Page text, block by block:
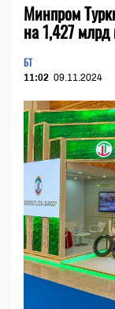
Минпром
на 1,427 млрд
БТ
11:02 09.11.2024